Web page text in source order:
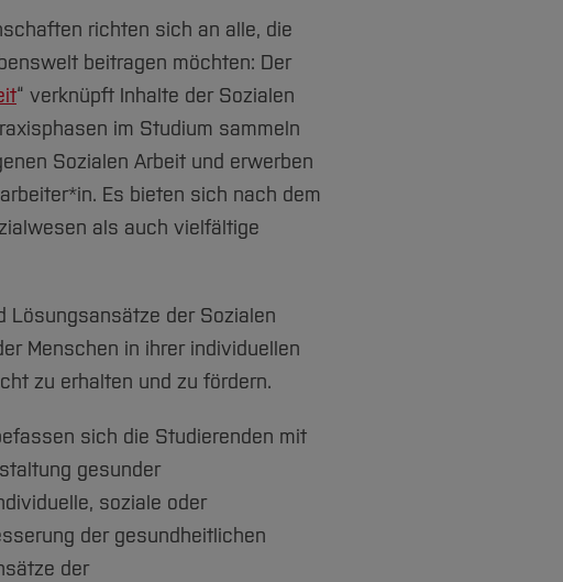
richten sich an alle, die
beitragen möchten: Der
“ verknüpft Inhalte der Sozialen
im Studium sammeln
Sozialen Arbeit und erwerben
Es bieten sich nach dem
als auch vielfältige
Lösungsansätze der Sozialen
Menschen in ihrer individuellen
zu erhalten und zu fördern.
sich die Studierenden mit
gesunder
soziale oder
der gesundheitlichen
der